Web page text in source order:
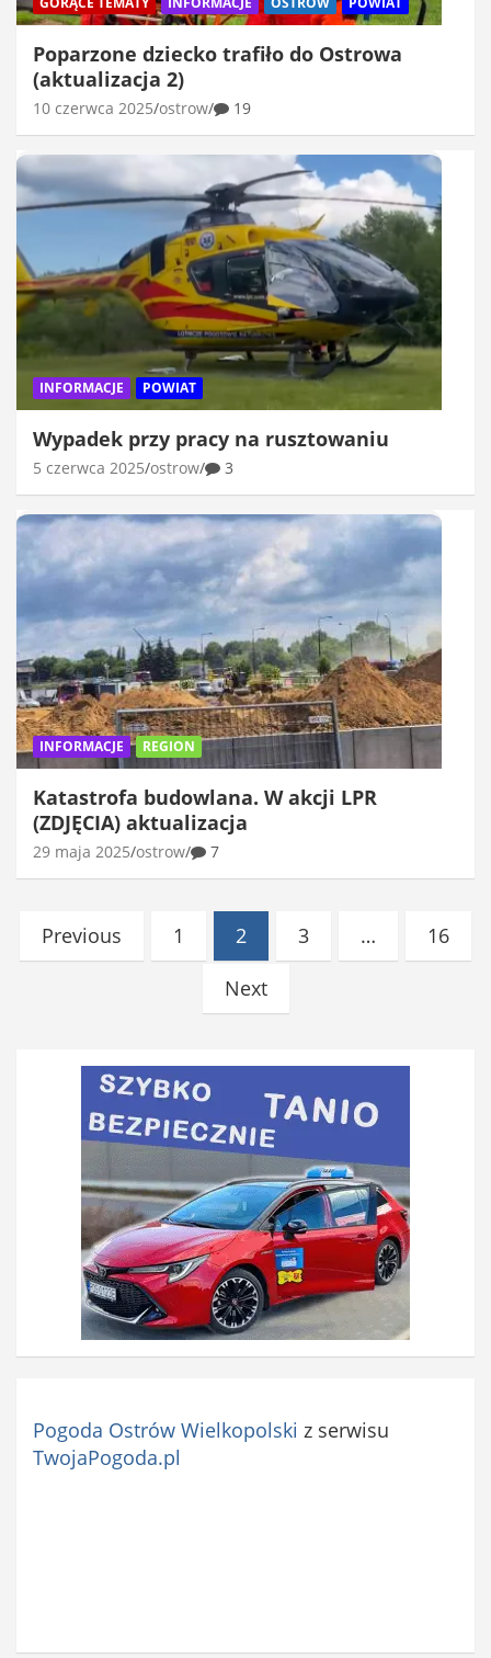
Poparzone dziecko trafiło do Ostrowa
(aktualizacja 2)
10 czerwca 2025 ostrow 19
INFORMACJE POWIAT
Wypadek przy pracy na rusztowaniu
5 czerwca 2025 ostrow 3
INFORMACJE REGION
Katastrofa budowlana. W akcji LPR
(ZDJĘCIA) aktualizacja
29 maja 2025 ostrow 7
Stronicowanie
wpisów
Previous 1 2 3 …
16
Next
Pogoda Ostrów Wielkopolski z serwisu
TwojaPogoda.pl